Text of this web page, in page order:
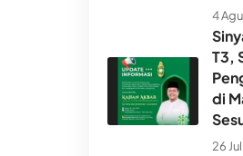
4
T3,
di
26